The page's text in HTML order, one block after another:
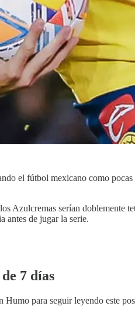
el fútbol mexicano como
Azulcremas serían
antes de jugar la serie.
7 días
Humo para seguir leyendo este